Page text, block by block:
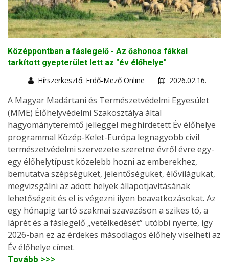
Középpontban a fáslegelő - Az őshonos fákkal
tarkított gyepterület lett az "év élőhelye"
Hírszerkesztő: Erdő-Mező Online
2026.02.16.
A Magyar Madártani és Természetvédelmi Egyesület
(MME) Élőhelyvédelmi Szakosztálya által
hagyományteremtő jelleggel meghirdetett Év élőhelye
programmal Közép-Kelet-Európa legnagyobb civil
természetvédelmi szervezete szeretne évről évre egy-
egy élőhelytípust közelebb hozni az emberekhez,
bemutatva szépségüket, jelentőségüket, élővilágukat,
megvizsgálni az adott helyek állapotjavításának
lehetőségeit és el is végezni ilyen beavatkozásokat. Az
egy hónapig tartó szakmai szavazáson a szikes tó, a
láprét és a fáslegelő „vetélkedését” utóbbi nyerte, így
2026-ban ez az érdekes másodlagos élőhely viselheti az
Év élőhelye címet.
Tovább >>>